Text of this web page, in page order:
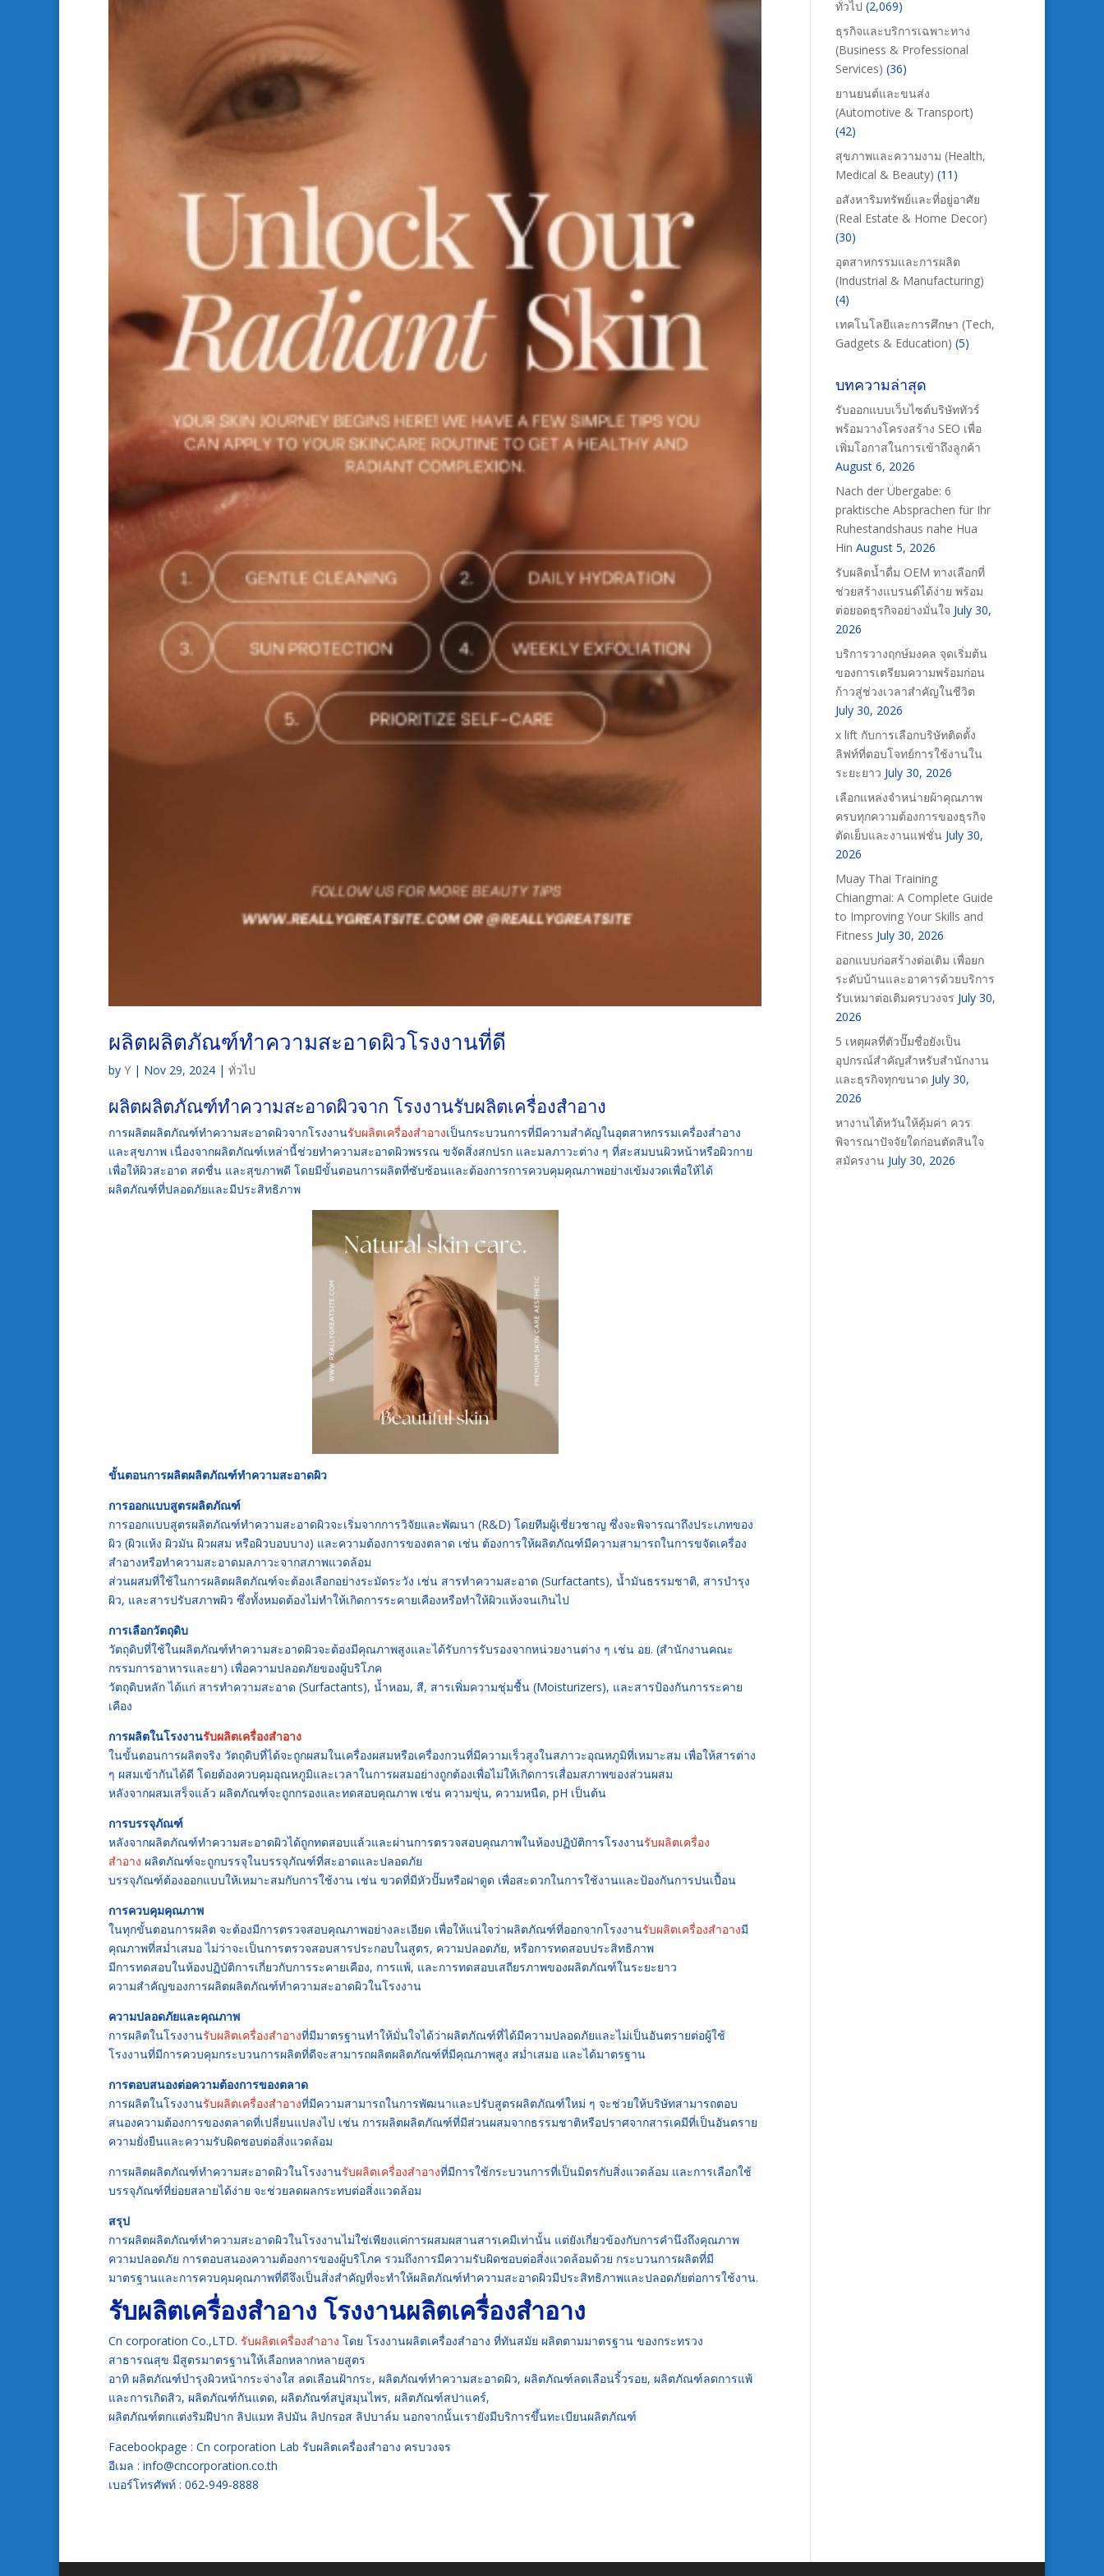
ผลิตผลิตภัณฑ์ทำความสะอาดผิวโรงงานที่ดี
by Y | Nov 29, 2024 | ทั่วไป
ผลิตผลิตภัณฑ์ทำความสะอาดผิวจาก โรงงานรับผลิตเครื่องสำอาง
การผลิตผลิตภัณฑ์ทำความสะอาดผิวจากโรงงานรับผลิตเครื่องสำอางเป็นกระบวนการที่มีความสำคัญในอุตสาหกรรมเครื่องสำอาง
และสุขภาพ เนื่องจากผลิตภัณฑ์เหล่านี้ช่วยทำความสะอาดผิวพรรณ ขจัดสิ่งสกปรก และมลภาวะต่าง ๆ ที่สะสมบนผิวหน้าหรือผิวกาย
เพื่อให้ผิวสะอาด สดชื่น และสุขภาพดี โดยมีขั้นตอนการผลิตที่ซับซ้อนและต้องการการควบคุมคุณภาพอย่างเข้มงวดเพื่อให้ได้
ผลิตภัณฑ์ที่ปลอดภัยและมีประสิทธิภาพ
ขั้นตอนการผลิตผลิตภัณฑ์ทำความสะอาดผิว
การออกแบบสูตรผลิตภัณฑ์
การออกแบบสูตรผลิตภัณฑ์ทำความสะอาดผิวจะเริ่มจากการวิจัยและพัฒนา (R&D) โดยทีมผู้เชี่ยวชาญ ซึ่งจะพิจารณาถึงประเภทของ
ผิว (ผิวแห้ง ผิวมัน ผิวผสม หรือผิวบอบบาง) และความต้องการของตลาด เช่น ต้องการให้ผลิตภัณฑ์มีความสามารถในการขจัดเครื่อง
สำอางหรือทำความสะอาดมลภาวะจากสภาพแวดล้อม
ส่วนผสมที่ใช้ในการผลิตผลิตภัณฑ์จะต้องเลือกอย่างระมัดระวัง เช่น สารทำความสะอาด (Surfactants), น้ำมันธรรมชาติ, สารบำรุง
ผิว, และสารปรับสภาพผิว ซึ่งทั้งหมดต้องไม่ทำให้เกิดการระคายเคืองหรือทำให้ผิวแห้งจนเกินไป
การเลือกวัตถุดิบ
วัตถุดิบที่ใช้ในผลิตภัณฑ์ทำความสะอาดผิวจะต้องมีคุณภาพสูงและได้รับการรับรองจากหน่วยงานต่าง ๆ เช่น อย. (สำนักงานคณะ
กรรมการอาหารและยา) เพื่อความปลอดภัยของผู้บริโภค
วัตถุดิบหลัก ได้แก่ สารทำความสะอาด (Surfactants), น้ำหอม, สี, สารเพิ่มความชุ่มชื้น (Moisturizers), และสารป้องกันการระคาย
เคือง
การผลิตในโรงงานรับผลิตเครื่องสำอาง
ในขั้นตอนการผลิตจริง วัตถุดิบที่ได้จะถูกผสมในเครื่องผสมหรือเครื่องกวนที่มีความเร็วสูงในสภาวะอุณหภูมิที่เหมาะสม เพื่อให้สารต่าง
ๆ ผสมเข้ากันได้ดี โดยต้องควบคุมอุณหภูมิและเวลาในการผสมอย่างถูกต้องเพื่อไม่ให้เกิดการเสื่อมสภาพของส่วนผสม
หลังจากผสมเสร็จแล้ว ผลิตภัณฑ์จะถูกกรองและทดสอบคุณภาพ เช่น ความขุ่น, ความหนืด, pH เป็นต้น
การบรรจุภัณฑ์
หลังจากผลิตภัณฑ์ทำความสะอาดผิวได้ถูกทดสอบแล้วและผ่านการตรวจสอบคุณภาพในห้องปฏิบัติการโรงงานรับผลิตเครื่อง
สำอาง ผลิตภัณฑ์จะถูกบรรจุในบรรจุภัณฑ์ที่สะอาดและปลอดภัย
บรรจุภัณฑ์ต้องออกแบบให้เหมาะสมกับการใช้งาน เช่น ขวดที่มีหัวปั๊มหรือฝาดูด เพื่อสะดวกในการใช้งานและป้องกันการปนเปื้อน
การควบคุมคุณภาพ
ในทุกขั้นตอนการผลิต จะต้องมีการตรวจสอบคุณภาพอย่างละเอียด เพื่อให้แน่ใจว่าผลิตภัณฑ์ที่ออกจากโรงงานรับผลิตเครื่องสำอางมี
คุณภาพที่สม่ำเสมอ ไม่ว่าจะเป็นการตรวจสอบสารประกอบในสูตร, ความปลอดภัย, หรือการทดสอบประสิทธิภาพ
มีการทดสอบในห้องปฏิบัติการเกี่ยวกับการระคายเคือง, การแพ้, และการทดสอบเสถียรภาพของผลิตภัณฑ์ในระยะยาว
ความสำคัญของการผลิตผลิตภัณฑ์ทำความสะอาดผิวในโรงงาน
ความปลอดภัยและคุณภาพ
การผลิตในโรงงานรับผลิตเครื่องสำอางที่มีมาตรฐานทำให้มั่นใจได้ว่าผลิตภัณฑ์ที่ได้มีความปลอดภัยและไม่เป็นอันตรายต่อผู้ใช้
โรงงานที่มีการควบคุมกระบวนการผลิตที่ดีจะสามารถผลิตผลิตภัณฑ์ที่มีคุณภาพสูง สม่ำเสมอ และได้มาตรฐาน
การตอบสนองต่อความต้องการของตลาด
การผลิตในโรงงานรับผลิตเครื่องสำอางที่มีความสามารถในการพัฒนาและปรับสูตรผลิตภัณฑ์ใหม่ ๆ จะช่วยให้บริษัทสามารถตอบ
สนองความต้องการของตลาดที่เปลี่ยนแปลงไป เช่น การผลิตผลิตภัณฑ์ที่มีส่วนผสมจากธรรมชาติหรือปราศจากสารเคมีที่เป็นอันตราย
ความยั่งยืนและความรับผิดชอบต่อสิ่งแวดล้อม
การผลิตผลิตภัณฑ์ทำความสะอาดผิวในโรงงานรับผลิตเครื่องสำอางที่มีการใช้กระบวนการที่เป็นมิตรกับสิ่งแวดล้อม และการเลือกใช้
บรรจุภัณฑ์ที่ย่อยสลายได้ง่าย จะช่วยลดผลกระทบต่อสิ่งแวดล้อม
สรุป
การผลิตผลิตภัณฑ์ทำความสะอาดผิวในโรงงานไม่ใช่เพียงแค่การผสมผสานสารเคมีเท่านั้น แต่ยังเกี่ยวข้องกับการคำนึงถึงคุณภาพ
ความปลอดภัย การตอบสนองความต้องการของผู้บริโภค รวมถึงการมีความรับผิดชอบต่อสิ่งแวดล้อมด้วย กระบวนการผลิตที่มี
มาตรฐานและการควบคุมคุณภาพที่ดีจึงเป็นสิ่งสำคัญที่จะทำให้ผลิตภัณฑ์ทำความสะอาดผิวมีประสิทธิภาพและปลอดภัยต่อการใช้งาน.
รับผลิตเครื่องสำอาง โรงงานผลิตเครื่องสำอาง
Cn corporation Co.,LTD. รับผลิตเครื่องสำอาง โดย โรงงานผลิตเครื่องสำอาง ที่ทันสมัย ผลิตตามมาตรฐาน ของกระทรวง
สาธารณสุข มีสูตรมาตรฐานให้เลือกหลากหลายสูตร
อาทิ ผลิตภัณฑ์บำรุงผิวหน้ากระจ่างใส ลดเลือนฝ้ากระ, ผลิตภัณฑ์ทำความสะอาดผิว, ผลิตภัณฑ์ลดเลือนริ้วรอย, ผลิตภัณฑ์ลดการแพ้
และการเกิดสิว, ผลิตภัณฑ์กันแดด, ผลิตภัณฑ์สบู่สมุนไพร, ผลิตภัณฑ์สปาแคร์,
ผลิตภัณฑ์ตกแต่งริมฝีปาก ลิปแมท ลิปมัน ลิปกรอส ลิปบาล์ม นอกจากนั้นเรายังมีบริการขึ้นทะเบียนผลิตภัณฑ์
Facebookpage : Cn corporation Lab รับผลิตเครื่องสำอาง ครบวงจร
อีเมล : info@cncorporation.co.th
เบอร์โทรศัพท์ : 062-949-8888
ทั่วไป (2,069)
ธุรกิจและบริการเฉพาะทาง
(Business & Professional
Services) (36)
ยานยนต์และขนส่ง
(Automotive & Transport)
(42)
สุขภาพและความงาม (Health,
Medical & Beauty) (11)
อสังหาริมทรัพย์และที่อยู่อาศัย
(Real Estate & Home Decor)
(30)
อุตสาหกรรมและการผลิต
(Industrial & Manufacturing)
(4)
เทคโนโลยีและการศึกษา (Tech,
Gadgets & Education) (5)
บทความล่าสุด
รับออกแบบเว็บไซต์บริษัททัวร์
พร้อมวางโครงสร้าง SEO เพื่อ
เพิ่มโอกาสในการเข้าถึงลูกค้า
August 6, 2026
Nach der Übergabe: 6
praktische Absprachen für Ihr
Ruhestandshaus nahe Hua
Hin August 5, 2026
รับผลิตน้ำดื่ม OEM ทางเลือกที่
ช่วยสร้างแบรนด์ได้ง่าย พร้อม
ต่อยอดธุรกิจอย่างมั่นใจ July 30,
2026
บริการวางฤกษ์มงคล จุดเริ่มต้น
ของการเตรียมความพร้อมก่อน
ก้าวสู่ช่วงเวลาสำคัญในชีวิต
July 30, 2026
x lift กับการเลือกบริษัทติดตั้ง
ลิฟท์ที่ตอบโจทย์การใช้งานใน
ระยะยาว July 30, 2026
เลือกแหล่งจำหน่ายผ้าคุณภาพ
ครบทุกความต้องการของธุรกิจ
ตัดเย็บและงานแฟชั่น July 30,
2026
Muay Thai Training
Chiangmai: A Complete Guide
to Improving Your Skills and
Fitness July 30, 2026
ออกแบบก่อสร้างต่อเติม เพื่อยก
ระดับบ้านและอาคารด้วยบริการ
รับเหมาต่อเติมครบวงจร July 30,
2026
5 เหตุผลที่ตัวปั๊มชื่อยังเป็น
อุปกรณ์สำคัญสำหรับสำนักงาน
และธุรกิจทุกขนาด July 30,
2026
หางานไต้หวันให้คุ้มค่า ควร
พิจารณาปัจจัยใดก่อนตัดสินใจ
สมัครงาน July 30, 2026